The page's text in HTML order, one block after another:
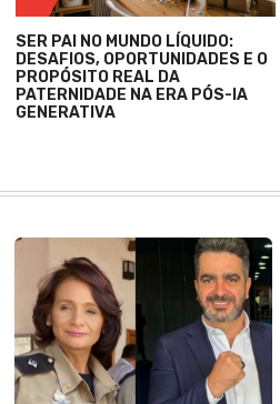
SER PAI NO MUNDO LÍQUIDO:
DESAFIOS, OPORTUNIDADES E O
PROPÓSITO REAL DA
PATERNIDADE NA ERA PÓS-IA
GENERATIVA